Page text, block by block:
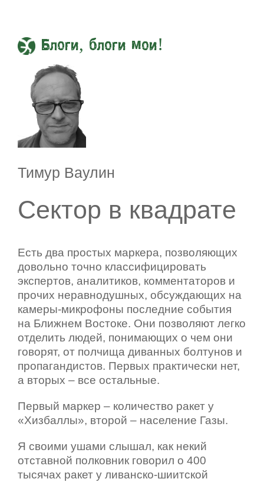
Блоги, блоги мои!
Тимур Ваулин
Сектор в квадрате
Есть два простых маркера, позволяющих
довольно точно классифицировать
экспертов, аналитиков, комментаторов и
прочих неравнодушных, обсуждающих на
камеры-микрофоны последние события
на Ближнем Востоке. Они позволяют легко
отделить людей, понимающих о чем они
говорят, от полчища диванных болтунов и
пропагандистов. Первых практически нет,
а вторых – все остальные.
Первый маркер – количество ракет у
«Хизбаллы», второй – население Газы.
Я своими ушами слышал, как некий
отставной полковник говорил о 400
тысячах ракет у ливанско-шиитской